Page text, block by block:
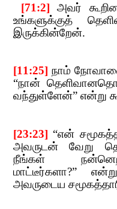
​​ [71:2] ​​அவர்
உங்களுக்குத்
இருக்கின்றேன்.
[11:25] ​​நாம்
“நான்​​
வந்துள்ளேன்”​​என்று
[23:23] “என்
அவருடன் வேறு
நீங்கள்
மாட்டீர்களா?”​​
அவருடைய